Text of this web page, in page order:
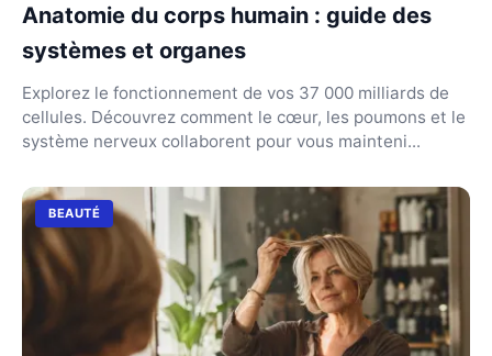
Anatomie du corps humain : guide des
systèmes et organes
Explorez le fonctionnement de vos 37 000 milliards de
cellules. Découvrez comment le cœur, les poumons et le
système nerveux collaborent pour vous mainteni...
BEAUTÉ